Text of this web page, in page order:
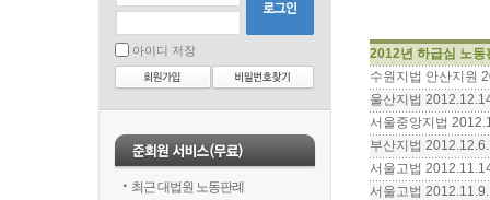
아이디 저장
최근 대법원 노동판례
2012년 하급심 노동
수원지법 안산지원
울산지법
서울중앙지법
부산지법
서울고법
서울고법